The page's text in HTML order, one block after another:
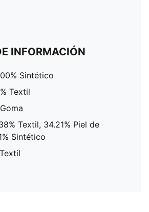
INFORMACIÓN
Sintético
Textil
Textil, 34.21% Piel de
Sintético